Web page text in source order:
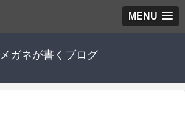
MENU
メガネが書くブログ